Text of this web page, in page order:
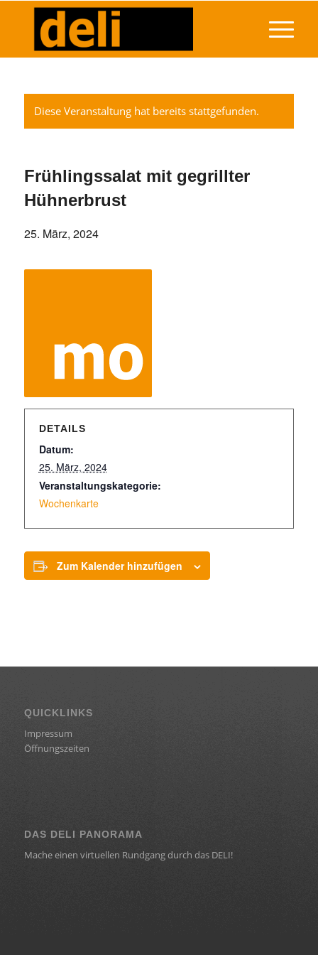
Diese Veranstaltung hat bereits stattgefunden.
Frühlingssalat mit gegrillter
Hühnerbrust
25. März, 2024
DETAILS
Datum:
25. März, 2024
Veranstaltungskategorie:
Wochenkarte
Zum Kalender hinzufügen
QUICKLINKS
Impressum
Öffnungszeiten
DAS DELI PANORAMA
Mache einen virtuellen Rundgang durch das DELI!